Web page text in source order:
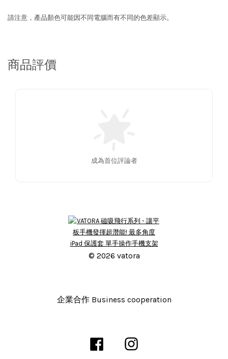
請注意，產品顏色可能因不同電腦而有不同的色差顯示。
商品評價
成為首位評論者
© 2026 vatora
企業合作 Business cooperation
Facebook